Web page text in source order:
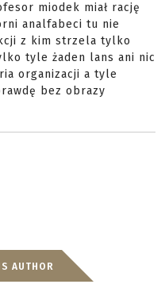
miodek miał rację
analfabeci tu nie
z kim strzela tylko
tyle żaden lans ani nic
organizacji a tyle
bez obrazy
AUTHOR